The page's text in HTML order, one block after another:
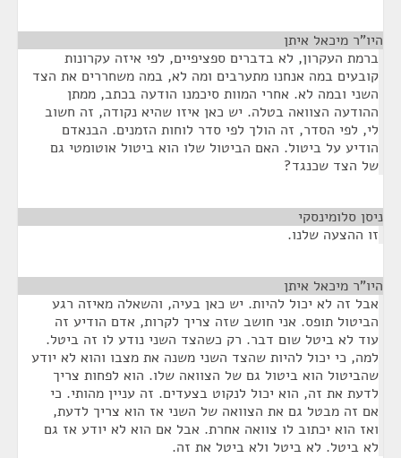
היו"ר מיכאל איתן
ברמת העקרון, לא בדברים ספציפיים, לפי איזה עקרונות
קובעים במה אנחנו מתערבים ומה לא, במה משחררים את הצד
השני ובמה לא. אחרי המוות סיכמנו הודעה בכתב, ממתן
ההודעה הצוואה בטלה. יש כאן איזו שהיא נקודה, זה חשוב
לי, לפי הסדר, זה הולך לפי סדר לוחות הזמנים. הבנאדם
הודיע על ביטול. האם הביטול שלו הוא ביטול אוטומטי גם
של הצד שכנגד?
ניסן סלומינסקי
זו ההצעה שלנו.
היו"ר מיכאל איתן
אבל זה לא יכול להיות. יש כאן בעיה, והשאלה מאיזה רגע
הביטול תופס. אני חושב שזה צריך לקרות, אדם הודיע זה
עוד לא ביטל שום דבר. רק כשהצד השני נודע לו זה ביטל.
למה, כי יכול להיות שהצד השני משנה את מצבו והוא לא יודע
שהביטול הוא ביטול גם של הצוואה שלו. הוא לפחות צריך
לדעת את זה, הוא יכול לנקוט בצעדים. זה עניין מהותי. כי
אם זה מבטל גם את הצוואה של השני אז הוא צריך לדעת,
ואז הוא יכתוב לו צוואה אחרת. אבל אם הוא לא יודע אז גם
לא ביטל. לא ביטל ולא ביטל את זה.